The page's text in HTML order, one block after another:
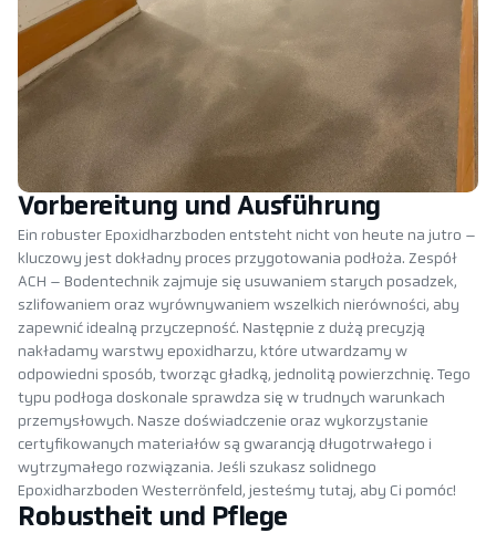
Vorbereitung und Ausführung
Ein robuster Epoxidharzboden entsteht nicht von heute na jutro –
kluczowy jest dokładny proces przygotowania podłoża. Zespół
ACH – Bodentechnik zajmuje się usuwaniem starych posadzek,
szlifowaniem oraz wyrównywaniem wszelkich nierówności, aby
zapewnić idealną przyczepność. Następnie z dużą precyzją
nakładamy warstwy epoxidharzu, które utwardzamy w
odpowiedni sposób, tworząc gładką, jednolitą powierzchnię. Tego
typu podłoga doskonale sprawdza się w trudnych warunkach
przemysłowych. Nasze doświadczenie oraz wykorzystanie
certyfikowanych materiałów są gwarancją długotrwałego i
wytrzymałego rozwiązania. Jeśli szukasz solidnego
Epoxidharzboden Westerrönfeld, jesteśmy tutaj, aby Ci pomóc!
Robustheit und Pflege